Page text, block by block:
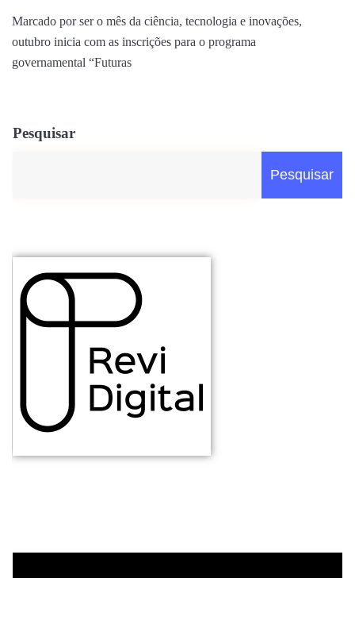
Marcado por ser o mês da ciência, tecnologia e inovações,
outubro inicia com as inscrições para o programa
governamental “Futuras
Pesquisar
Pesquisar